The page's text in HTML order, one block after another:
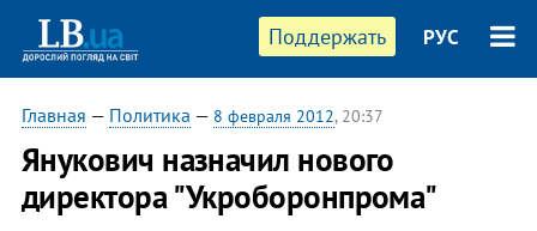
Поддержать РУС
Главная — Политика — 8 февраля 2012, 20:37
Янукович назначил нового
директора "Укроборонпрома"